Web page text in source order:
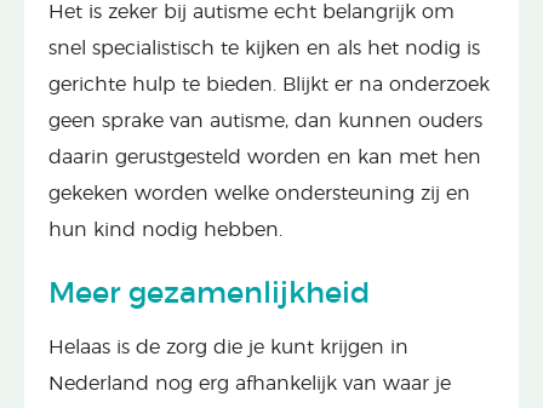
Het is zeker bij autisme echt belangrijk om
snel specialistisch te kijken en als het nodig is
gerichte hulp te bieden. Blijkt er na onderzoek
geen sprake van autisme, dan kunnen ouders
daarin gerustgesteld worden en kan met hen
gekeken worden welke ondersteuning zij en
hun kind nodig hebben.
Meer gezamenlijkheid
Helaas is de zorg die je kunt krijgen in
Nederland nog erg afhankelijk van waar je